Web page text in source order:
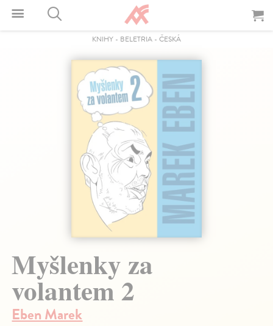
KNIHY - BELETRIA - ČESKÁ
Myšlenky za
volantem 2
Eben Marek